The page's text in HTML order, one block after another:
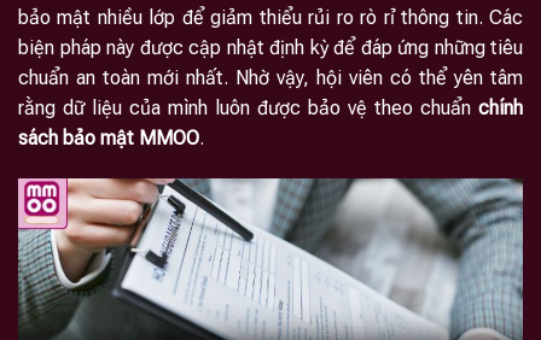
bảo mật nhiều lớp để giảm thiểu rủi ro rò rỉ thông tin. Các
biện pháp này được cập nhật định kỳ để đáp ứng những tiêu
chuẩn an toàn mới nhất. Nhờ vậy, hội viên có thể yên tâm
rằng dữ liệu của mình luôn được bảo vệ theo chuẩn chính
sách bảo mật MMOO.